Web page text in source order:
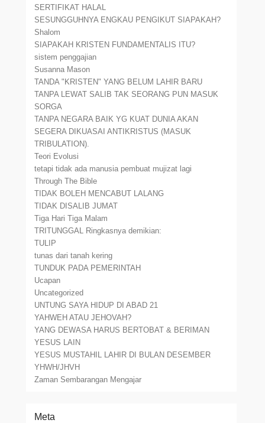
SERTIFIKAT HALAL
SESUNGGUHNYA ENGKAU PENGIKUT SIAPAKAH?
Shalom
SIAPAKAH KRISTEN FUNDAMENTALIS ITU?
sistem penggajian
Susanna Mason
TANDA "KRISTEN" YANG BELUM LAHIR BARU
TANPA LEWAT SALIB TAK SEORANG PUN MASUK
SORGA
TANPA NEGARA BAIK YG KUAT DUNIA AKAN
SEGERA DIKUASAI ANTIKRISTUS (MASUK
TRIBULATION).
Teori Evolusi
tetapi tidak ada manusia pembuat mujizat lagi
Through The Bible
TIDAK BOLEH MENCABUT LALANG
TIDAK DISALIB JUMAT
Tiga Hari Tiga Malam
TRITUNGGAL Ringkasnya demikian:
TULIP
tunas dari tanah kering
TUNDUK PADA PEMERINTAH
Ucapan
Uncategorized
UNTUNG SAYA HIDUP DI ABAD 21
YAHWEH ATAU JEHOVAH?
YANG DEWASA HARUS BERTOBAT & BERIMAN
YESUS LAIN
YESUS MUSTAHIL LAHIR DI BULAN DESEMBER
YHWH/JHVH
Zaman Sembarangan Mengajar
Meta